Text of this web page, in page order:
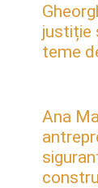
justiție
teme
Ana